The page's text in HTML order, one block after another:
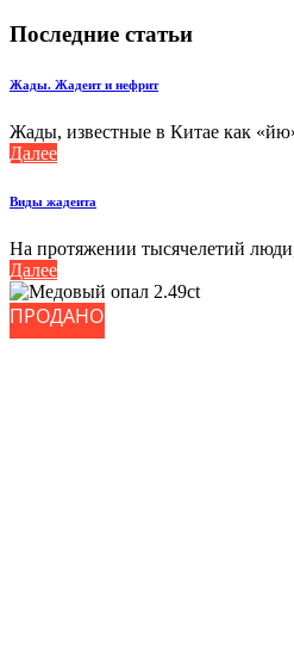
Последние статьи
Жады. Жадеит и нефрит
Жады, известные в Китае как
Далее
Виды жадеита
На протяжении тысячелетий
Далее
ПРОДАНО